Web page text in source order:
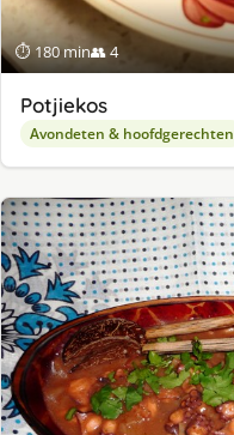
⏱ 180 min👥 4
Potjiekos
Avondeten & hoofdgerechten